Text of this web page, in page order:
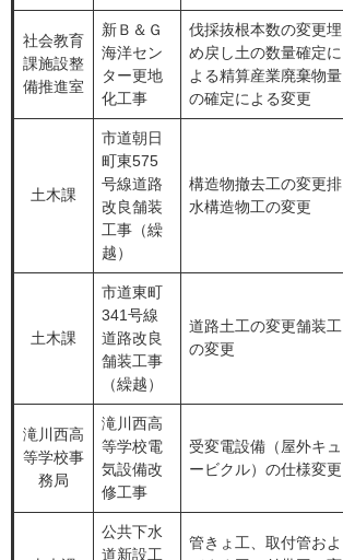
社会教育
課施設整
備推進室
新Ｂ＆Ｇ
海洋セン
ター更地
化工事
伐採抜根本数の変更埋
め戻し土の数量確定に
よる精算産業廃棄物量
の確定による変更
土木課
市道朝日
町東575
号線道路
改良舗装
工事（繰
越）
構造物撤去工の変更排
水構造物工の変更
土木課
市道東町
341号線
道路改良
舗装工事
（繰越）
道路土工の変更舗装工
の変更
滝川西高
等学校事
務局
滝川西高
等学校電
気設備改
修工事
受変電設備（屋外キュ
ービクル）の仕様変更
公共下水
道新設工
管きょ工、取付管およ